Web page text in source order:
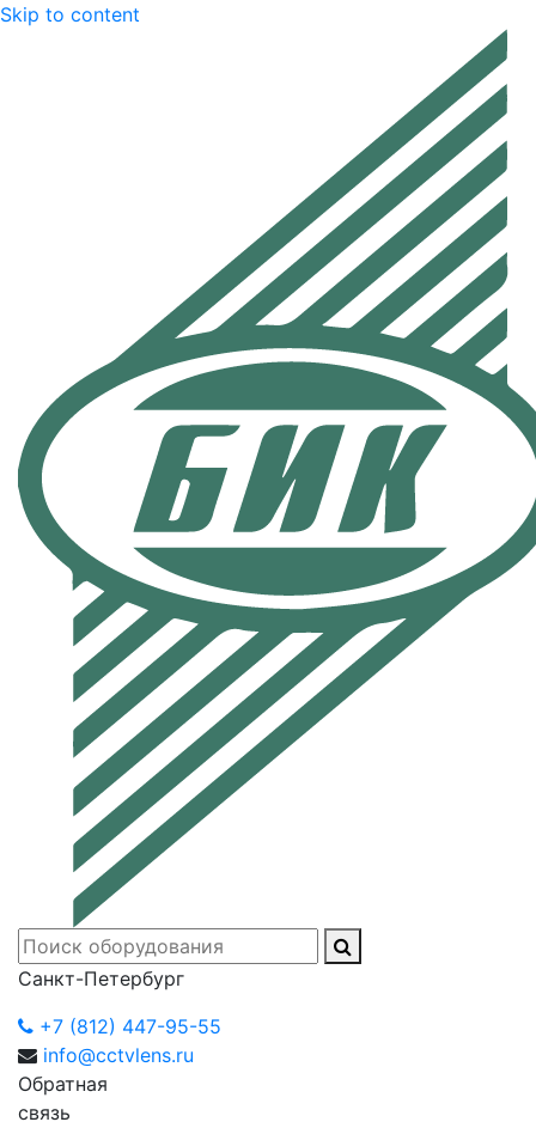
Skip to content
Санкт-Петербург
+7 (812) 447-95-55
info@cctvlens.ru
Обратная
связь